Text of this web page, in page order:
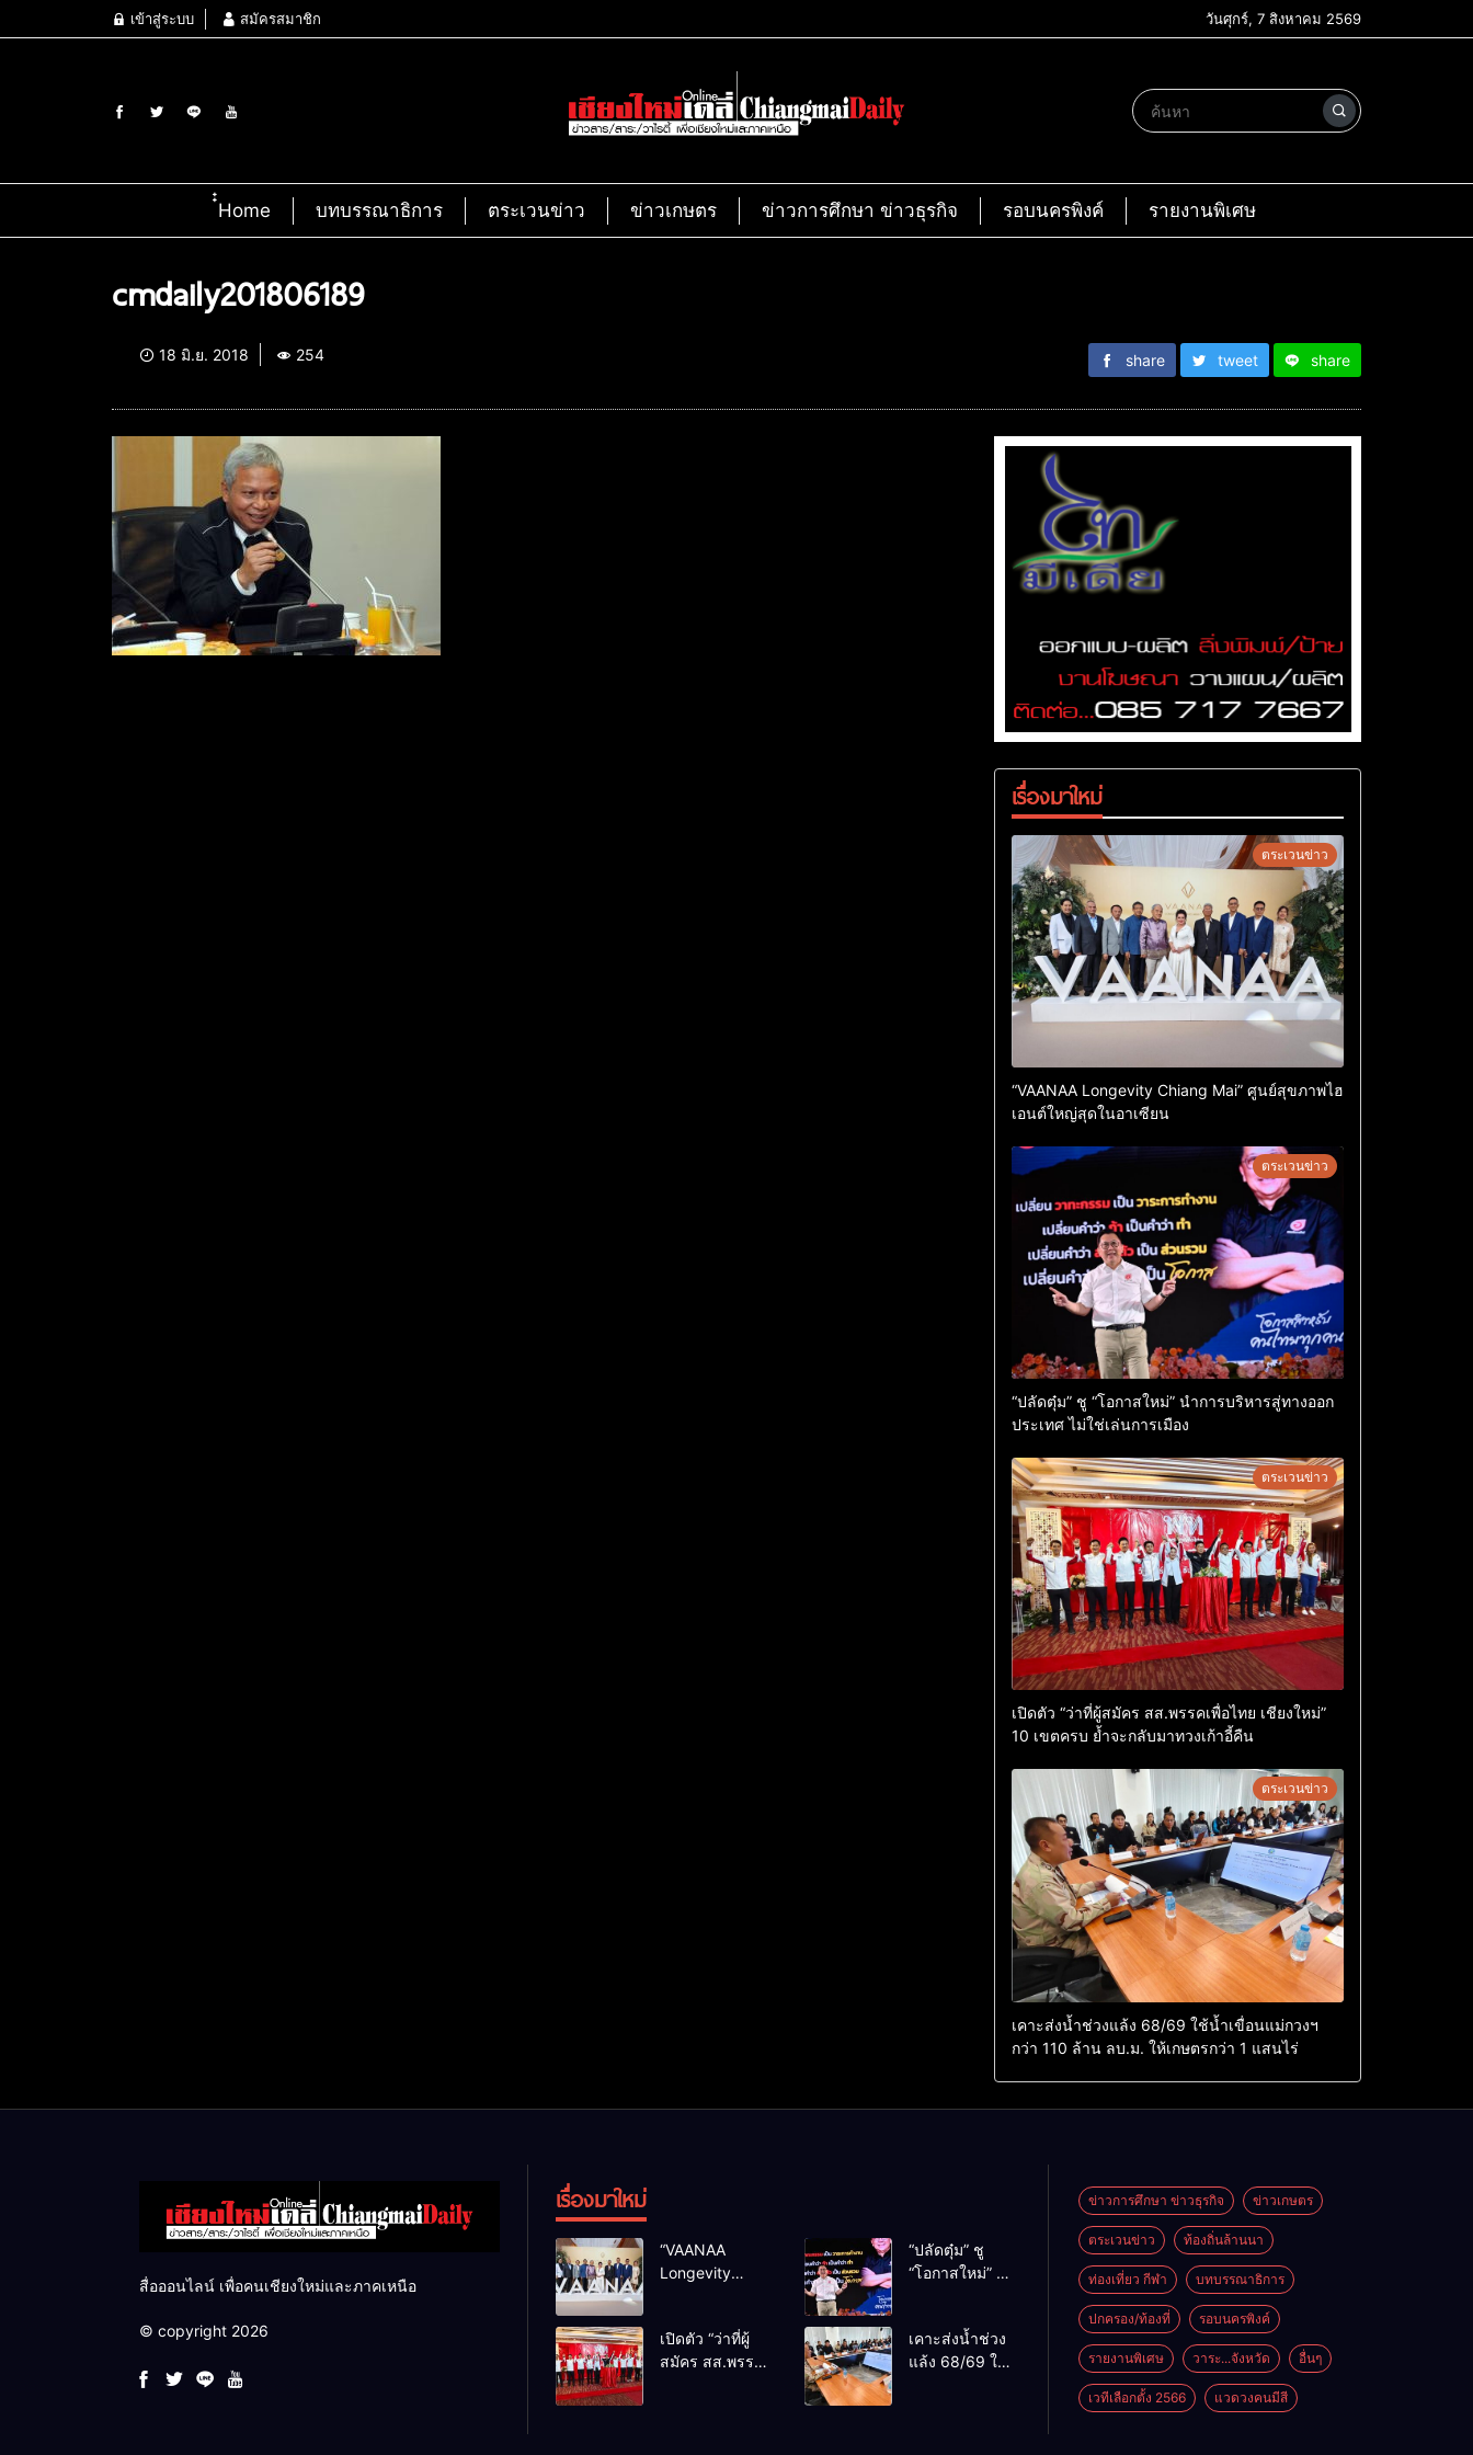
เข้าสู่ระบบ สมัครสมาชิก วันศุกร์, 7 สิงหาคม 2569
๋๋Home บทบรรณาธิการ ตระเวนข่าว ข่าวเกษตร ข่าวการศึกษา ข่าวธุรกิจ รอบนครพิงค์ รายงานพิเศษ
cmdaily201806189
18 มิ.ย. 2018 254 share tweet share
เรื่องมาใหม่
ตระเวนข่าว
“VAANAA Longevity Chiang Mai” ศูนย์สุขภาพไฮ
เอนต์ใหญ่สุดในอาเซียน
ตระเวนข่าว
“ปลัดตุ๋ม” ชู “โอกาสใหม่” นำการบริหารสู่ทางออก
ประเทศ ไม่ใช่เล่นการเมือง
ตระเวนข่าว
เปิดตัว “ว่าที่ผู้สมัคร สส.พรรคเพื่อไทย เชียงใหม่”
10 เขตครบ ย้ำจะกลับมาทวงเก้าอี้คืน
ตระเวนข่าว
เคาะส่งน้ำช่วงแล้ง 68/69 ใช้น้ำเขื่อนแม่กวงฯ
กว่า 110 ล้าน ลบ.ม. ให้เกษตรกว่า 1 แสนไร่
สื่อออนไลน์ เพื่อคนเชียงใหม่และภาคเหนือ
© copyright 2026
เรื่องมาใหม่
“VAANAA
Longevity
เอนต์ใหญ่สุดใน
อาเซียน
“ปลัดตุ๋ม” ชู
“โอกาสใหม่” นำ
ไม่ใช่เล่น
การเมือง
เปิดตัว “ว่าที่ผู้
สมัคร สส.พรรค
เคาะส่งน้ำช่วง
แล้ง 68/69 ใช้
ข่าวการศึกษา ข่าวธุรกิจ ข่าวเกษตร
ตระเวนข่าว ท้องถิ่นล้านนา
ท่องเที่ยว กีฬา บทบรรณาธิการ
ปกครอง/ท้องที่ รอบนครพิงค์
รายงานพิเศษ วาระ...จังหวัด อื่นๆ
เวทีเลือกตั้ง 2566 แวดวงคนมีสี